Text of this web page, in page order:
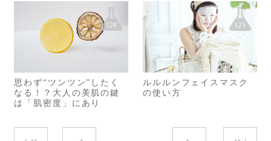
128
思わず“ツンツン”したく
なる！？大人の美肌の鍵
は「肌密度」にあり
125
ルルルンフェイスマスク
の使い方